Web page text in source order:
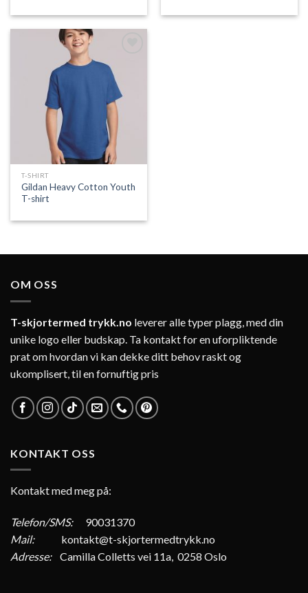
Add to
Wishlist
T-SHIRT
Gildan Heavy Cotton Youth
T-shirt
OM OSS
T-skjortermed trykk.no leverer alle typer plagg, med din
unike logo eller budskap. Ta kontakt for en uforpliktende
prat om hvordan vi kan dekke ditt behov raskt og
ukomplisert, til en fornuftig pris
KONTAKT OSS
Kontakt med meg på:
Telefon/SMS:
90031370
Mail:
kontakt@t-skjortermedtrykk.no
Adresse: Camilla Colletts vei 11a, 0258 Oslo